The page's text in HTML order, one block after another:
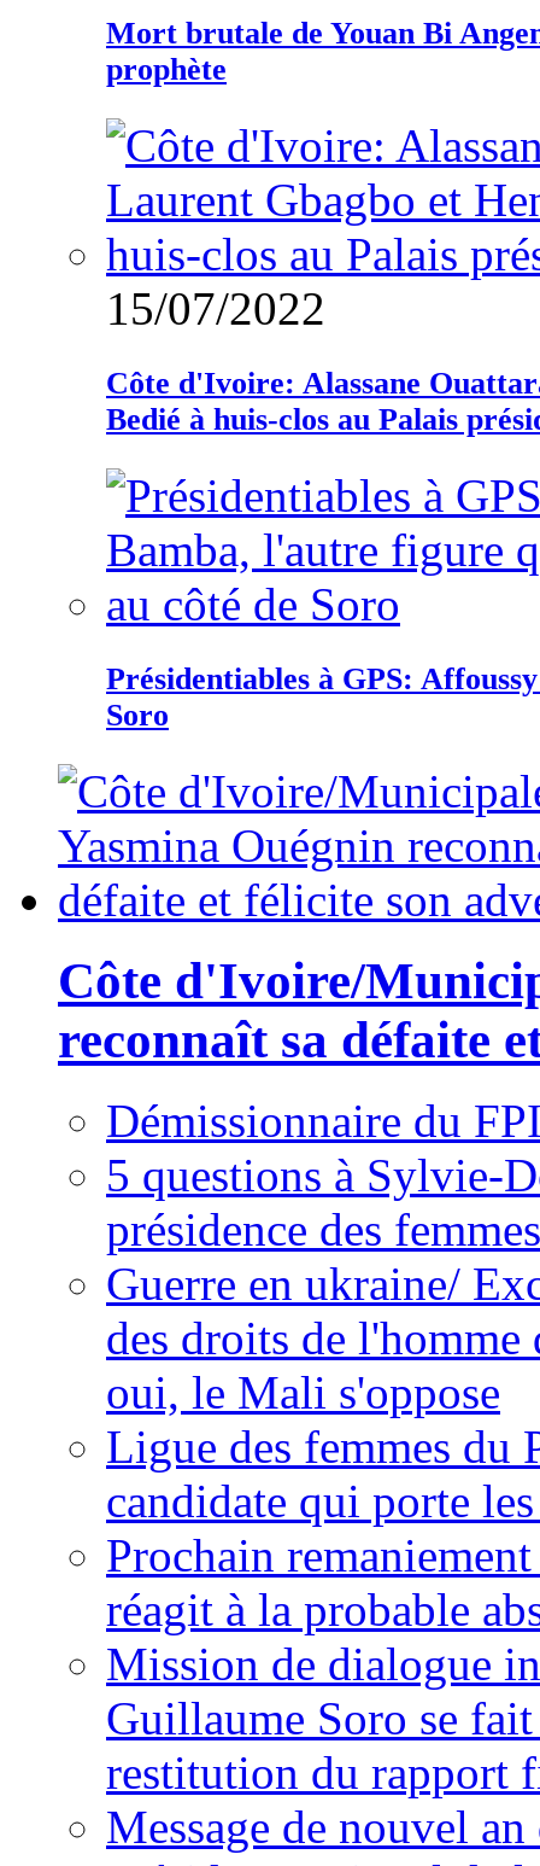
Mort brutale de Youan Bi
prophète
15/07/2022
Côte d'Ivoire: Alassane
Bedié à huis-clos au Palais
Présidentiables à GPS:
Soro
Côte d'Ivoire/
reconnaît sa défaite
Démissionnaire du
5 questions à Sylvie-
présidence des
Guerre en ukraine/
des droits de
oui, le Mali s'oppose
Ligue des femmes du
candidate qui porte
Prochain
réagit à la probable
Mission de dialogue
Guillaume Soro se
restitution du rapport
Message de nouvel